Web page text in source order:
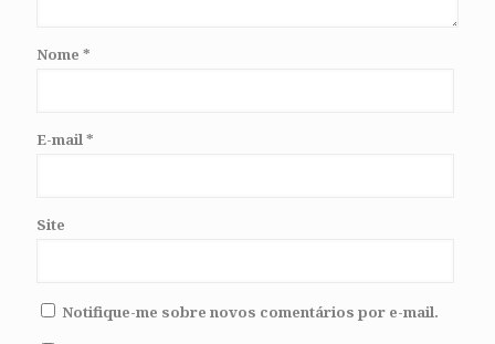
Nome *
E-mail*
Site
Notifique-me sobre novos comentários por e-mail.